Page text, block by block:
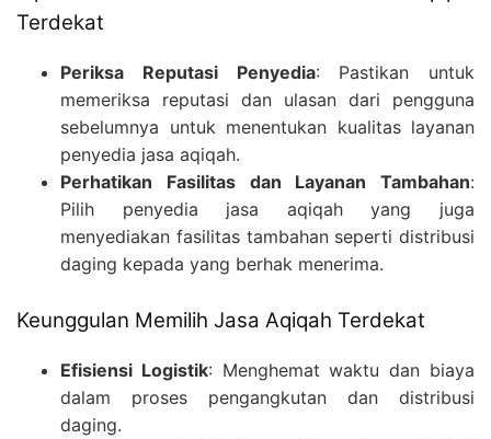
Terdekat
Periksa Reputasi Penyedia: Pastikan untuk
memeriksa reputasi dan ulasan dari pengguna
sebelumnya untuk menentukan kualitas layanan
penyedia jasa aqiqah.
Perhatikan Fasilitas dan Layanan Tambahan:
Pilih penyedia jasa aqiqah yang juga
menyediakan fasilitas tambahan seperti distribusi
daging kepada yang berhak menerima.
Keunggulan Memilih Jasa Aqiqah Terdekat
Efisiensi Logistik: Menghemat waktu dan biaya
dalam proses pengangkutan dan distribusi
daging.